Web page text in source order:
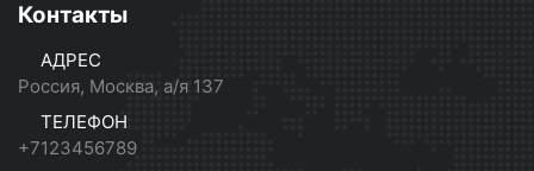
Контакты
АДРЕС
Россия, Москва, а/я 137
ТЕЛЕФОН
+7123456789